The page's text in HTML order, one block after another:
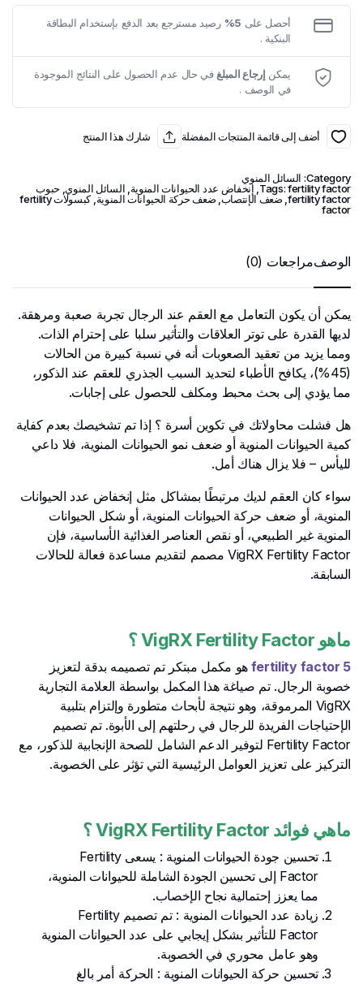
quantity
أحصل على 5%
رصيد مسترجع بعد الدفع بإستخدام البطاقة
البنكية .
يمكن إرجاع المبلغ في حال عدم الحصول على النتائج الموجودة
في الوصف .
أضف إلى قائمة المنتجات المفضلة شارك هذا المنتج
Category: السائل المنوي
Tags:fertility factor إنخفاض عدد الحيوانات المنوية السائل المنوي حبوب
fertility factor
, ضعف الإنتصاب ضعف حركة الحيوانات المنوية ,
كبسولات fertility
factor
الوصفمراجعات (0)
يمكن أن يكون التعامل مع العقم عند الرجال تجربة صعبة ومرهقة.
لديها القدرة على توتر العلاقات والتأثير سلبا على إحترام الذات.
ومما يزيد من تعقيد الصعوبات أنه في نسبة كبيرة من الحالات
(45%)، يكافح الأطباء لتحديد السبب الجذري للعقم عند الذكور،
مما يؤدي إلى بحث محبط ومكلف للحصول على إجابات.
هل فشلت محاولاتك في تكوين أسرة ؟ إذا تم تشخيصك بعدم كفاية
كمية الحيوانات المنوية أو ضعف نمو الحيوانات المنوية، فلا داعي
لليأس – فلا يزال هناك أمل.
سواء كان العقم لديك مرتبطًا بمشاكل مثل إنخفاض عدد الحيوانات
المنوية، أو ضعف حركة الحيوانات المنوية، أو شكل الحيوانات
المنوية غير الطبيعي، أو نقص العناصر الغذائية الأساسية، فإن
VigRX Fertility Factor مصمم لتقديم مساعدة فعالة للحالات
السابقة.
ماهو VigRX Fertility Factor ؟
5 fertility factor
هو مكمل مبتكر تم تصميمه بدقة لتعزيز
خصوبة الرجال. تم صياغة هذا المكمل بواسطة العلامة التجارية
VigRX المرموقة، وهو نتيجة لأبحاث متطورة وإلتزام بتلبية
الإحتياجات الفريدة للرجال في رحلتهم إلى الأبوة. تم تصميم
Fertility Factor لتوفير الدعم الشامل للصحة الإنجابية للذكور، مع
التركيز على تعزيز العوامل الرئيسية التي تؤثر على الخصوبة.
ماهي فوائد VigRX Fertility Factor ؟
تحسين جودة الحيوانات المنوية : يسعى Fertility
Factor إلى تحسين الجودة الشاملة للحيوانات المنوية،
مما يعزز إحتمالية نجاح الإخصاب.
زيادة عدد الحيوانات المنوية : تم تصميم Fertility
Factor للتأثير بشكل إيجابي على عدد الحيوانات المنوية
وهو عامل محوري في الخصوبة.
تحسين حركة الحيوانات المنوية : الحركة أمر بالغ